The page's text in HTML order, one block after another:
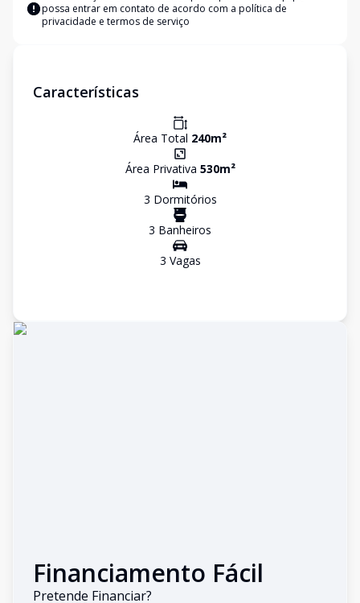
possa entrar em contato de acordo com a política de
privacidade e termos de serviço
Características
Área Total 240m²
Área Privativa 530m²
3 Dormitórios
3 Banheiros
3 Vagas
Financiamento Fácil
Pretende Financiar?